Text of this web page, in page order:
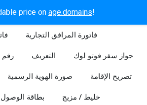
price on age.domains!
فاتورة المرافق التجارية
رقم التعريف جواز سفر فوتو لوك
صورة الهوية الرسمية تصريح الإقامة
بطاقة الوصول خليط / مزيج